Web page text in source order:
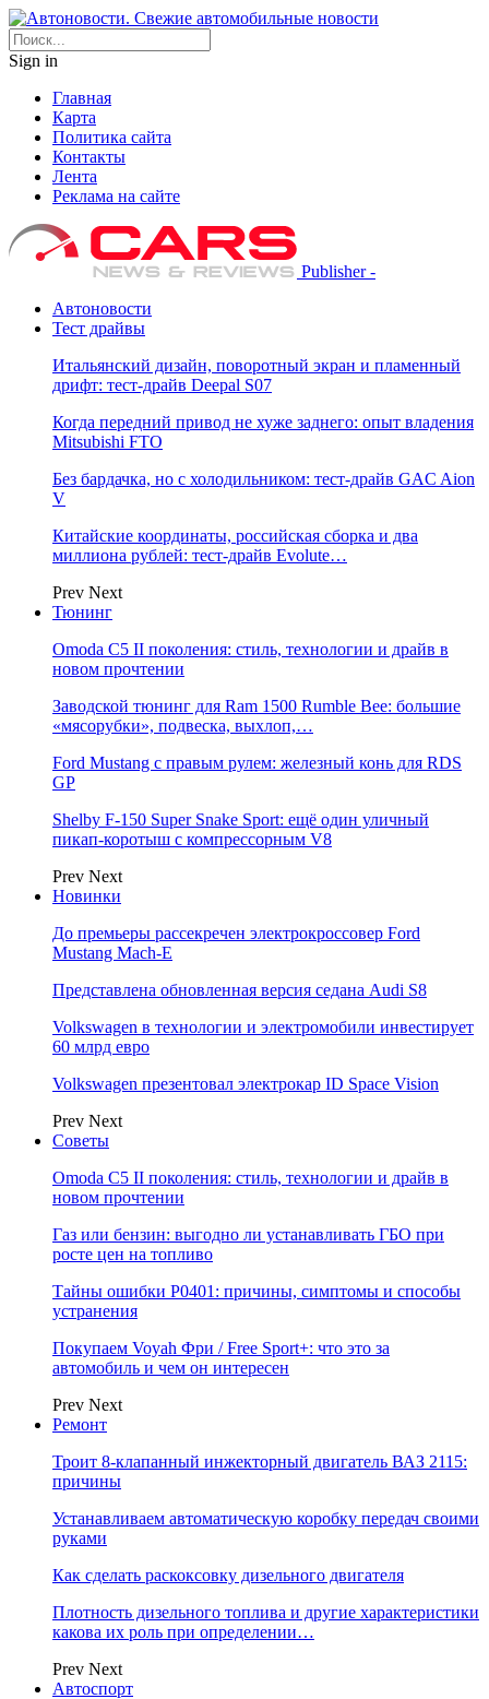
Sign in
Главная
Карта
Политика сайта
Контакты
Лента
Реклама на сайте
Publisher -
Автоновости
Тест драйвы
Итальянский дизайн, поворотный экран и пламенный
дрифт: тест-драйв Deepal S07
Когда передний привод не хуже заднего: опыт владения
Mitsubishi FTO
Без бардачка, но с холодильником: тест-драйв GAC Aion
V
Китайские координаты, российская сборка и два
миллиона рублей: тест-драйв Evolute…
Prev Next
Тюнинг
Omoda C5 II поколения: стиль, технологии и драйв в
новом прочтении
Заводской тюнинг для Ram 1500 Rumble Bee: большие
«мясорубки», подвеска, выхлоп,…
Ford Mustang с правым рулем: железный конь для RDS
GP
Shelby F-150 Super Snake Sport: ещё один уличный
пикап-коротыш с компрессорным V8
Prev Next
Новинки
До премьеры рассекречен электрокроссовер Ford
Mustang Mach-E
Представлена обновленная версия седана Audi S8
Volkswagen в технологии и электромобили инвестирует
60 млрд евро
Volkswagen презентовал электрокар ID Space Vision
Prev Next
Советы
Omoda C5 II поколения: стиль, технологии и драйв в
новом прочтении
Газ или бензин: выгодно ли устанавливать ГБО при
росте цен на топливо
Тайны ошибки P0401: причины, симптомы и способы
устранения
Покупаем Voyah Фри / Free Sport+: что это за
автомобиль и чем он интересен
Prev Next
Ремонт
Троит 8-клапанный инжекторный двигатель ВАЗ 2115:
причины
Устанавливаем автоматическую коробку передач своими
руками
Как сделать раскоксовку дизельного двигателя
Плотность дизельного топлива и другие характеристики
какова их роль при определении…
Prev Next
Автоспорт